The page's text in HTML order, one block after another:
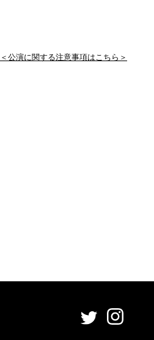
＜公演に関する注意事項はこちら＞